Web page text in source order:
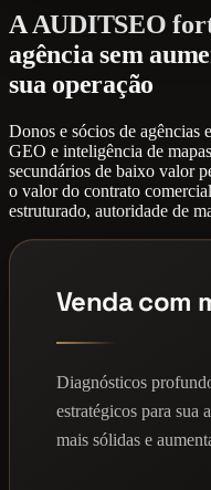
A AUDITSEO
agência sem
sua operação
Donos e sócios de agências
GEO e inteligência de
secundários de baixo valor
o valor do contrato
estruturado, autoridade de
Venda com
Diagnósticos
estratégicos para sua
mais sólidas e